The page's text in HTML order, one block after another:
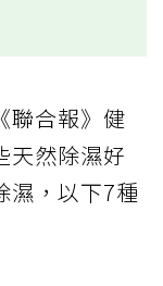
聯合報》健
天然除濕好
濕，以下7種